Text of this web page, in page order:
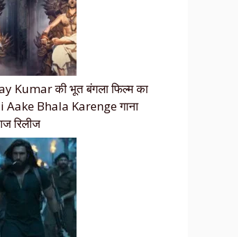
Kumar की भूत बंगला फिल्म का
Aake Bhala Karenge गाना
रिलीज